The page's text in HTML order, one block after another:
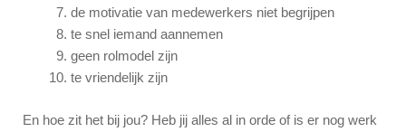
de motivatie van medewerkers niet begrijpen
te snel iemand aannemen
geen rolmodel zijn
te vriendelijk zijn
En hoe zit het bij jou? Heb jij alles al in orde of is er nog werk